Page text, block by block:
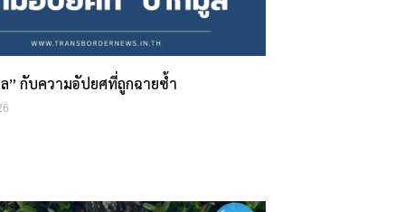
” กับความอัปยศที่ถูกฉายซ้ำ